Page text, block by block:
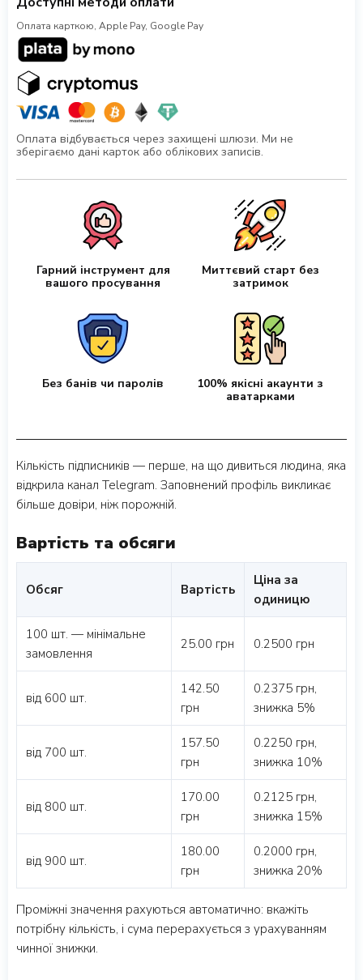
Оплата карткою, Apple Pay, Google Pay
Оплата відбувається через захищені шлюзи. Ми не
зберігаємо дані карток або облікових записів.
Гарний інструмент для
вашого просування
Миттєвий старт без
затримок
Без банів чи паролів
100% якісні акаунти з
аватарками
Кількість підписників — перше, на що дивиться людина, яка
відкрила канал Telegram. Заповнений профіль викликає
більше довіри, ніж порожній.
Вартість та обсяги
Обсяг Вартість
Ціна за
одиницю
100 шт. — мінімальне
замовлення
25.00 грн 0.2500 грн
від 600 шт.
142.50
грн
0.2375 грн,
знижка 5%
від 700 шт.
157.50
грн
0.2250 грн,
знижка 10%
від 800 шт.
170.00
грн
0.2125 грн,
знижка 15%
від 900 шт.
180.00
грн
0.2000 грн,
знижка 20%
Проміжні значення рахуються автоматично: вкажіть
потрібну кількість, і сума перерахується з урахуванням
чинної знижки.